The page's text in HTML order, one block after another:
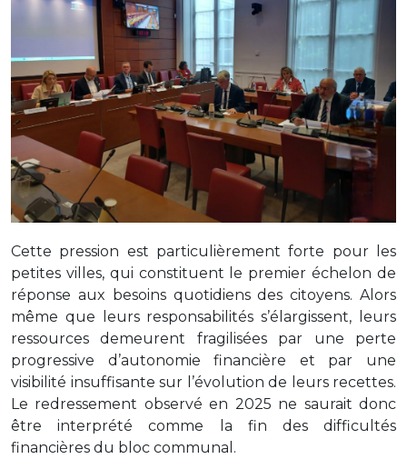
Cette pression est particulièrement forte pour les
petites villes, qui constituent le premier échelon de
réponse aux besoins quotidiens des citoyens. Alors
même que leurs responsabilités s’élargissent, leurs
ressources demeurent fragilisées par une perte
progressive d’autonomie financière et par une
visibilité insuffisante sur l’évolution de leurs recettes.
Le redressement observé en 2025 ne saurait donc
être interprété comme la fin des difficultés
financières du bloc communal.